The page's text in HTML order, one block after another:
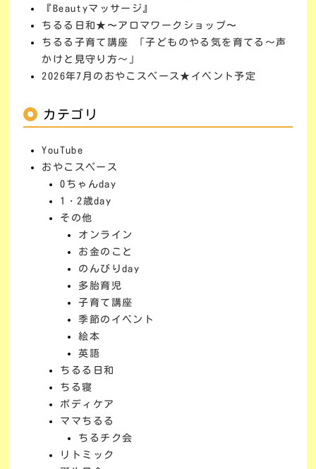
『Beautyマッサージ』
ちるる日和★〜アロマワークショップ〜
ちるる子育て講座 「子どものやる気を育てる～声
かけと見守り方～」
2026年7月のおやこスペース★イベント予定
カテゴリ
YouTube
おやこスペース
0ちゃんday
1・2歳day
その他
オンライン
お金のこと
のんびりday
多胎育児
子育て講座
季節のイベント
絵本
英語
ちるる日和
ちる寝
ボディケア
ママちるる
ちるチク会
リトミック